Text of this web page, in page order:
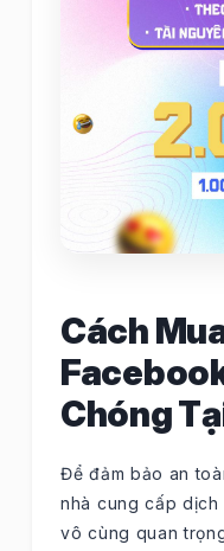
Cách
Chóng
Để đảm bảo an
nhà cung cấp dịch
vô cùng quan